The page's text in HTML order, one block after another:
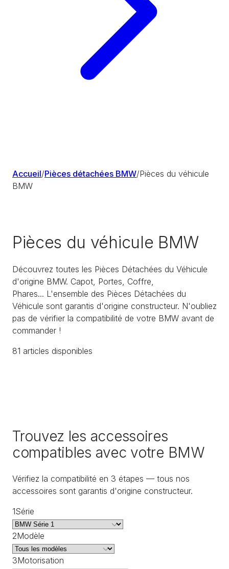
Accueil/Pièces détachées BMW/Pièces du véhicule
BMW
Pièces du véhicule BMW
Découvrez toutes les Pièces Détachées du Véhicule
d'origine BMW. Capot, Portes, Coffre,
Phares... L'ensemble des Pièces Détachées du
Véhicule sont garantis d'origine constructeur. N'oubliez
pas de vérifier la compatibilité de votre BMW avant de
commander !
81 articles disponibles
Trouvez les accessoires
compatibles avec votre BMW
Vérifiez la compatibilité en 3 étapes — tous nos
accessoires sont garantis d'origine constructeur.
1Série
2Modèle
3Motorisation